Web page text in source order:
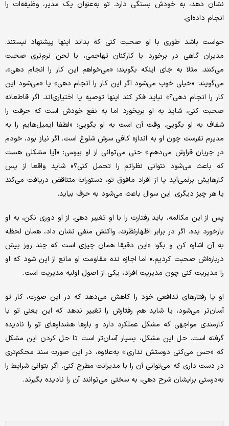
نشان دهد، به خودش بستگی دارد. تو به‌عنوان یک مدیر، وظیفه‌ات را
انجام داده‌ای.
حواست باشد طوری با او صحبت کنی که بداند اینها پیشنهاد نیستند.
مدیران گاهی در برخورد با کارکنان تهاجمی، با لحن نرم‌تری صحبت
می‌کنند. مثلا به جای اینکه بگویند: «می‌خواهم این کار را انجام دهی»،
می‌گویند: «خیلی خوب می‌شود اگر این کار را انجام دهی» یا «می‌شود این
کار را انجام دهی؟» نباید فکر کند اینها توصیه یا اختیاری‌اند. اگر قاطعانه
صحبت کنی، شاید به او بربخورد اما به نفع خودش است که حرفت را
شفاف به او بگویی. وقت آن است به او بگویی: «لطفا ایمیل‌هایم را به
مدیرم نفرست چون او به اندازه کافی سرش شلوغ است. اگر نیاز بود، خودم
در جریان قرارش می‌دهم.» حتی می‌توانی از او بپرسی: «آیا مشکلی هست
که باعث می‌شود نتوانی نظراتم را تحمل کنی؟» شاید واقعا از پس
کارهایش برنمی‌آید یا از افراد مافوق تو، دستورات متناقض دریافت می‌کند
یا هر چیز دیگری. این سوال باعث می‌شود به حرف بیاید.
پس از این مکالمه، باید رفتارت را با او تغییر دهی. از او دوری نکن، به او
بازخورد بده. اگر در برابر اظهارنظرت، واکنش منفی نشان داد، همان لحظه
به آن اشاره کن و بگو: «این دقیقا همان چیزی است که چند روز پیش
درباره‌اش صحبت کردیم.» اما اجازه نده مقاومت او مانع از این شود که او
را مدیریت کنی چون مدیریت افراد، یکی از اصول اولیه مدیریت است.
او یا رفتارهای تدافعی خود را کاهش می‌دهد که در این صورت، کار تو
آسان‌تر می‌شود، یا شاید هم رفتارش را تغییر ندهد که این یعنی تو با
کارمندی مواجهی که مشکل عملکرد دارد و بارها هشدارهای تو را نادیده
گرفته است. حل این مشکل، بسیار آسان‌تر است تا حل کردن این مشکل
که «حس می‌کنی دوستش نداری.» به‌علاوه، در این صورت سند محکم‌تری
در دست داری که می‌توانی آن را با مدیرانت مطرح کنی. اگر بتوانی شرایط را
به‌درستی برایشان شرح دهی، به سختی می‌توانند آن را نادیده بگیرند.